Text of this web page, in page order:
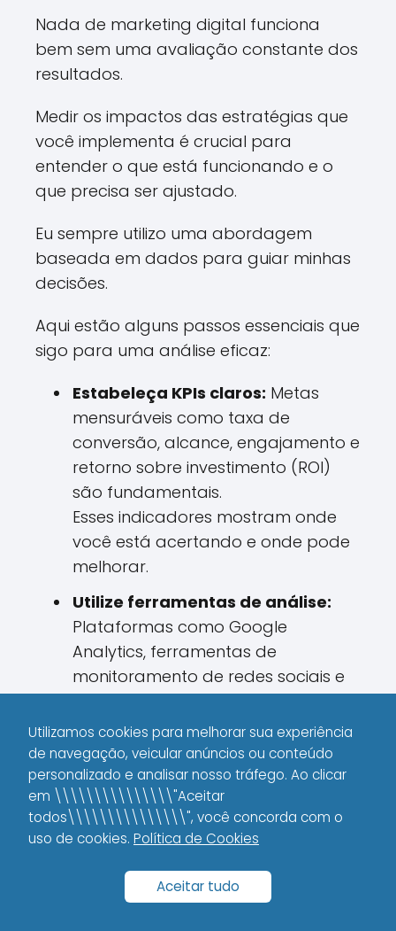
Nada de marketing digital funciona
bem sem uma avaliação constante dos
resultados.
Medir os impactos das estratégias que
você implementa é crucial para
entender o que está funcionando e o
que precisa ser ajustado.
Eu sempre utilizo uma abordagem
baseada em dados para guiar minhas
decisões.
Aqui estão alguns passos essenciais que
sigo para uma análise eficaz:
Estabeleça KPIs claros: Metas
mensuráveis como taxa de
conversão, alcance, engajamento e
retorno sobre investimento (ROI)
são fundamentais.
Esses indicadores mostram onde
você está acertando e onde pode
melhorar.
Utilize ferramentas de análise:
Plataformas como Google
Analytics, ferramentas de
monitoramento de redes sociais e
sistemas de CRM ajudam a
compilar dados relevantes.
Realize testes A/B:Ao testar
diferentes abordagens (como
variações de anúncios ou tipos de
conteúdo), você pode identificar
resultados.
Utilizamos cookies para melhorar sua experiência
de navegação, veicular anúncios ou conteúdo
personalizado e analisar nosso tráfego. Ao clicar
em \\\\\\\\\\\\\\\"Aceitar
todos\\\\\\\\\\\\\\\", você concorda com o
uso de cookies. Política de Cookies
Aceitar tudo